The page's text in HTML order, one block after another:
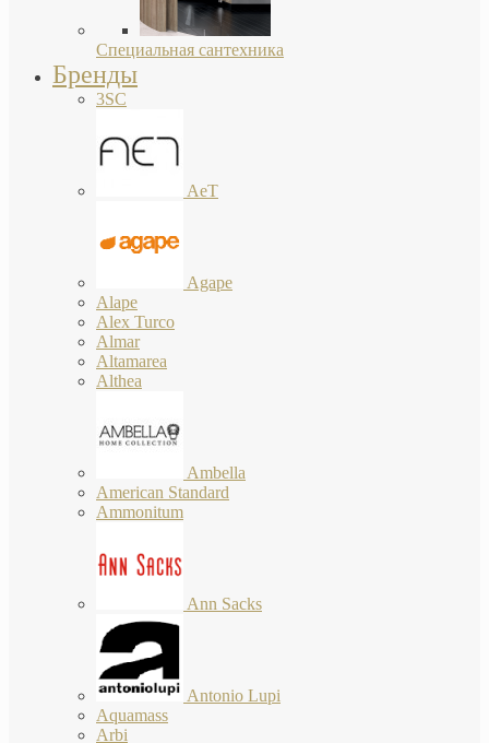
Специальная сантехника
Бренды
3SC
AeT
Agape
Alape
Alex Turco
Almar
Altamarea
Althea
Ambella
American Standard
Ammonitum
Ann Sacks
Antonio Lupi
Aquamass
Arbi